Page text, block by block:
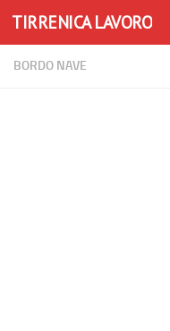
Skip to content
TIRRENICA LAVORO
BORDO NAVE